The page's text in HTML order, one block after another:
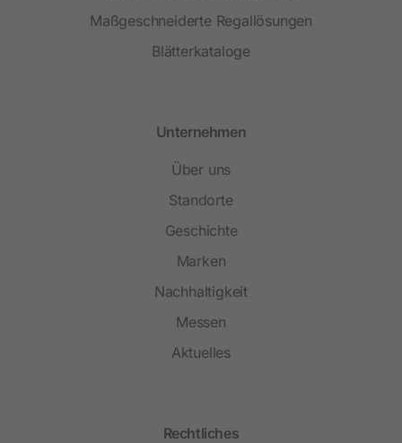
Maßgeschneiderte Regallösungen
Blätterkataloge
Unternehmen
Über uns
Standorte
Geschichte
Marken
Nachhaltigkeit
Messen
Aktuelles
Rechtliches